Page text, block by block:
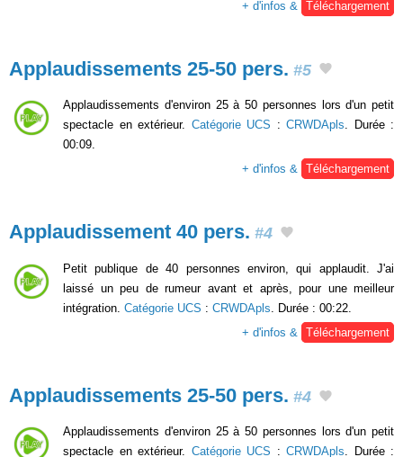
+ d'infos & Téléchargement
Applaudissements 25-50 pers. #5
Applaudissements d'environ 25 à 50 personnes lors d'un petit
spectacle en extérieur. Catégorie UCS : CRWDApls. Durée :
00:09.
+ d'infos & Téléchargement
Applaudissement 40 pers. #4
Petit publique de 40 personnes environ, qui applaudit. J'ai
laissé un peu de rumeur avant et après, pour une meilleur
intégration. Catégorie UCS : CRWDApls . Durée : 00:22.
+ d'infos &
Téléchargement
Applaudissements 25-50 pers. #4
Applaudissements d'environ 25 à 50 personnes lors d'un petit
spectacle en extérieur. Catégorie UCS : CRWDApls. Durée :